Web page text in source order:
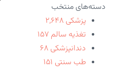
دسته‌های منتخب
پزشکی ۲,۶۴۸
تغذیه سالم ۱۵۷
دندانپزشکی ۶۸
طب سنتی ۱۵۱